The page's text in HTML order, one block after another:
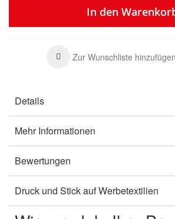
In den
Zur Wunschliste hinzufügen
Details
Mehr Informationen
Bewertungen
Druck und Stick auf Werbetextilien